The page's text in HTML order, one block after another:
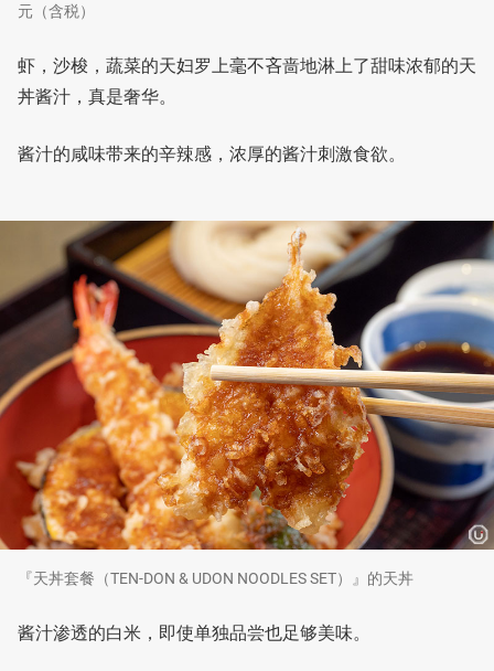
元（含税）
虾，沙梭，蔬菜的天妇罗上毫不吝啬地淋上了甜味浓郁的天
丼酱汁，真是奢华。
酱汁的咸味带来的辛辣感，浓厚的酱汁刺激食欲。
『天丼套餐（TEN-DON & UDON NOODLES SET）』的天丼
酱汁渗透的白米，即使单独品尝也足够美味。